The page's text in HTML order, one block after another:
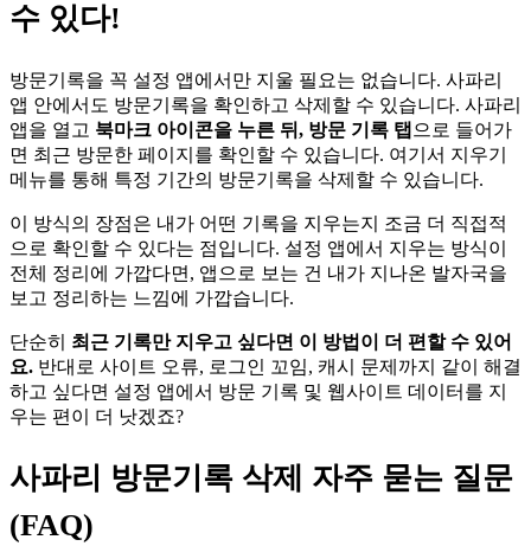
수 있다!
방문기록을 꼭 설정 앱에서만 지울 필요는 없습니다. 사파리
앱 안에서도 방문기록을 확인하고 삭제할 수 있습니다. 사파리
앱을 열고 북마크 아이콘을 누른 뒤, 방문 기록 탭 으로 들어가
면 최근 방문한 페이지를 확인할 수 있습니다. 여기서 지우기
메뉴를 통해 특정 기간의 방문기록을 삭제할 수 있습니다.
이 방식의 장점은 내가 어떤 기록을 지우는지 조금 더 직접적
으로 확인할 수 있다는 점입니다. 설정 앱에서 지우는 방식이
전체 정리에 가깝다면, 앱으로 보는 건 내가 지나온 발자국을
보고 정리하는 느낌에 가깝습니다.
단순히 최근 기록만 지우고 싶다면 이 방법이 더 편할 수 있어
요. 반대로 사이트 오류, 로그인 꼬임, 캐시 문제까지 같이 해결
하고 싶다면 설정 앱에서 방문 기록 및 웹사이트 데이터를 지
우는 편이 더 낫겠죠?
사파리 방문기록 삭제 자주 묻는 질문
(FAQ)